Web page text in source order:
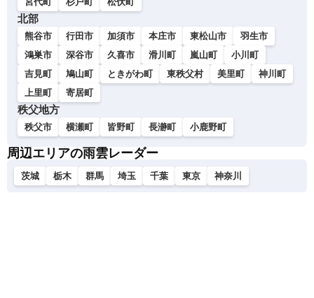
北部
熊谷市 行田市 加須市 本庄市 東松山市
羽生市
鴻巣市
深谷市 久喜市 滑川町 嵐山町
小川町
吉見町
鳩山町 ときがわ町 東秩父村 美里町
神川町
上里町
寄居町
秩父地方
秩父市 横瀬町 皆野町 長瀞町 小鹿野町
周辺エリアの雨雲レーダー
茨城 栃木 群馬 埼玉 千葉 東京 神奈川